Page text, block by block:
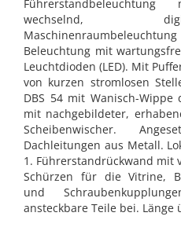
wechselnd,
Beleuchtung mit
Leuchtdioden (LED). Mit
von kurzen stromlosen
DBS 54 mit Wanisch-
mit nachgebildeter,
Scheibenwischer.
Dachleitungen aus Metall.
1. Führerstandrückwand mit
Schürzen für die Vitrine,
und
ansteckbare Teile bei. Länge